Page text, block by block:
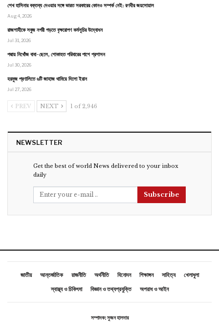
শেখ হাসিনার বক্তব্য দেওয়ার সঙ্গে ভারত সরকারের কোনও সম্পর্ক নেই: রণধীর জয়সোয়াল
Aug 4, 2026
রাজশাহীকে সবুজ নগরী গড়তে বৃক্ষরোপণ কর্মসূচির উদ্বোধন
Jul 31, 2026
পদ্মায় নিখোঁজ বাবা-ছেলে, শোকাহত পরিবারের পাশে প্রশাসন
Jul 30, 2026
হরমুজ প্রণালিতে ৬টি জাহাজ থামিয়ে দিলো ইরান
Jul 27, 2026
PREV NEXT 1 of 2,946
NEWSLETTER
Get the best of world News delivered to your inbox
daily
Subscribe
জাতীয় আন্তর্জাতিক রাজনীতি অর্থনীতি বিনোদন শিক্ষাঙ্গন সাহিত্য
খেলাধুলা
স্বাস্থ্য ও চিকিৎসা
বিজ্ঞান ও তথ্যপ্রযুক্তি অপরাধ ও আইন
সম্পাদক: সুজন হালদার